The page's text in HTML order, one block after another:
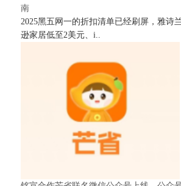
南
2025黑五网一的折扣清单已经刷屏，雅诗
逊家居低至2美元、i..